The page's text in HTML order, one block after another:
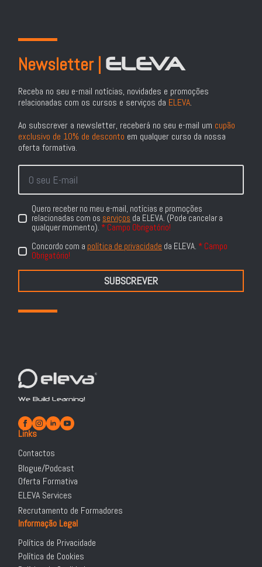
Newsletter | ELEVA
Receba no seu e-mail notícias, novidades e promoções
relacionadas com os cursos e serviços da ELEVA.
Ao subscrever a newsletter, receberá no seu e-mail um cupão
exclusivo de 10% de desconto em qualquer curso da nossa
oferta formativa.
E-
Mail
*
RGPDQuero receber no meu e-mail, notícias e promoções
relacionadas com os serviços da ELEVA. (Pode cancelar a
qualquer momento). * Campo Obrigatório!
Política
de
Concordo com a política de privacidade da ELEVA. * Campo
Obrigatório!
SUBSCREVER
We Build Learning!
Links
Contactos
Blogue/Podcast
Oferta Formativa
ELEVA Services
Recrutamento de Formadores
Informação Legal
Política de Privacidade
Política de Cookies